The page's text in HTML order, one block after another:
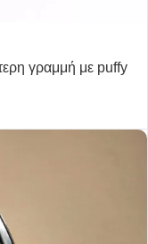
γραμμή με puffy